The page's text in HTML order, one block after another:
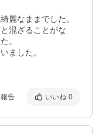
麗なままでした。
混ざることがな
。
ました。
告 いいね 0